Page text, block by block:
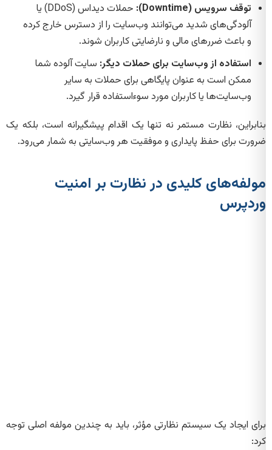
توقف سرویس (Downtime):
حملات دیداس (DDoS) یا
آلودگی‌های شدید می‌توانند وب‌سایت را از دسترس خارج کرده
و باعث ضررهای مالی و نارضایتی کاربران شوند.
استفاده از وب‌سایت برای حملات دیگر: سایت آلوده شما
ممکن است به عنوان پایگاهی برای حملات به سایر
وب‌سایت‌ها یا کاربران مورد سوءاستفاده قرار گیرد.
بنابراین، نظارت مستمر نه تنها یک اقدام پیشگیرانه است، بلکه یک
ضرورت برای حفظ پایداری و موفقیت هر وب‌سایتی به شمار می‌رود.
مولفه‌های کلیدی در نظارت بر امنیت
وردپرس
برای ایجاد یک سیستم نظارتی مؤثر، باید به چندین مولفه اصلی توجه
کرد: